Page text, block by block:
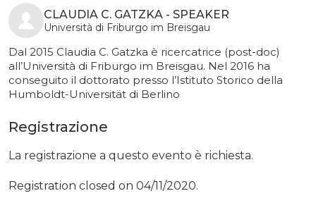
CLAUDIA C. GATZKA - SPEAKER
Università di Friburgo im Breisgau
Dal 2015 Claudia C. Gatzka è ricercatrice (post-doc)
all’Università di Friburgo im Breisgau. Nel 2016 ha
conseguito il dottorato presso l’Istituto Storico della
Humboldt-Universität di Berlino
Registrazione
La registrazione a questo evento è richiesta.
Registration closed on 04/11/2020.